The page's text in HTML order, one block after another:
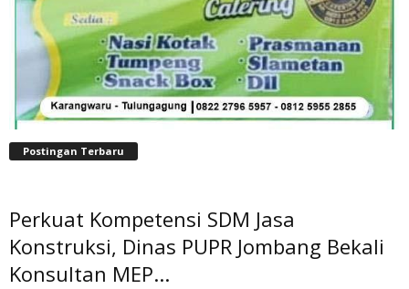
Postingan Terbaru
Perkuat Kompetensi SDM Jasa
Konstruksi, Dinas PUPR Jombang Bekali
Konsultan MEP...